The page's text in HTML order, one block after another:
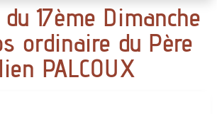
17ème Dimanche
ordinaire du Père
PALCOUX